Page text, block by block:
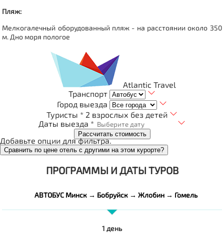
Пляж:
Мелкогалечный оборудованный пляж - на расстоянии около 350
м. Дно моря пологое
Atlantic Travel
Транспорт
Город выезда
Туристы * 2 взрослых без детей
Даты выезда *
Рассчитать стоимость
Добавьте опции для фильтра.
Сравнить по цене отель с другими на этом курорте?
ПРОГРАММЫ И ДАТЫ ТУРОВ
АВТОБУС Минск → Бобруйск → Жлобин → Гомель
1 день